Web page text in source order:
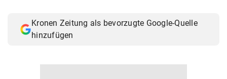
Kronen Zeitung als bevorzugte Google-Quelle
hinzufügen